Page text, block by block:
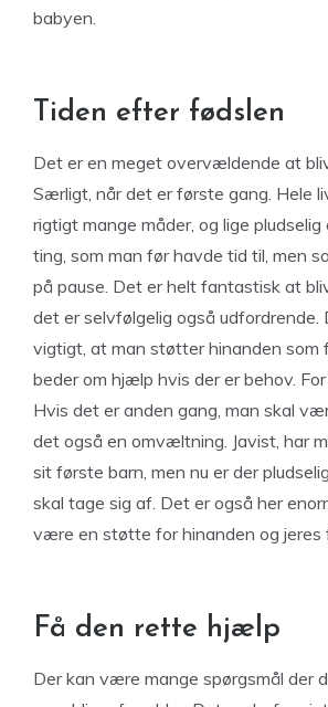
babyen.
Tiden efter fødslen
Det er en meget overvældende at
Særligt, når det er første gang. Hele
rigtigt mange måder, og lige pludselig
ting, som man før havde tid til, men
på pause. Det er helt fantastisk at
det er selvfølgelig også udfordrende.
vigtigt, at man støtter hinanden som
beder om hjælp hvis der er behov.
Hvis det er anden gang, man skal
det også en omvæltning. Javist, har
sit første barn, men nu er der
skal tage sig af. Det er også her
være en støtte for hinanden og jeres
Få den rette hjælp
Der kan være mange spørgsmål der